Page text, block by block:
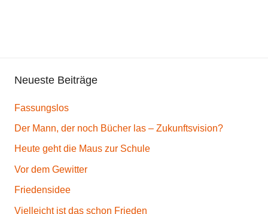
Neueste Beiträge
Fassungslos
Der Mann, der noch Bücher las – Zukunftsvision?
Heute geht die Maus zur Schule
Vor dem Gewitter
Friedensidee
Vielleicht ist das schon Frieden